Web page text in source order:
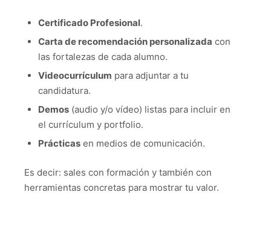
Certificado Profesional.
Carta de recomendación personalizada con
las fortalezas de cada alumno.
Videocurrículum para adjuntar a tu
candidatura.
Demos(audio y/o vídeo) listas para incluir en
el currículum y portfolio.
Prácticasen medios de comunicación.
Es decir: sales con formación y también con
herramientas concretas para mostrar tu valor.